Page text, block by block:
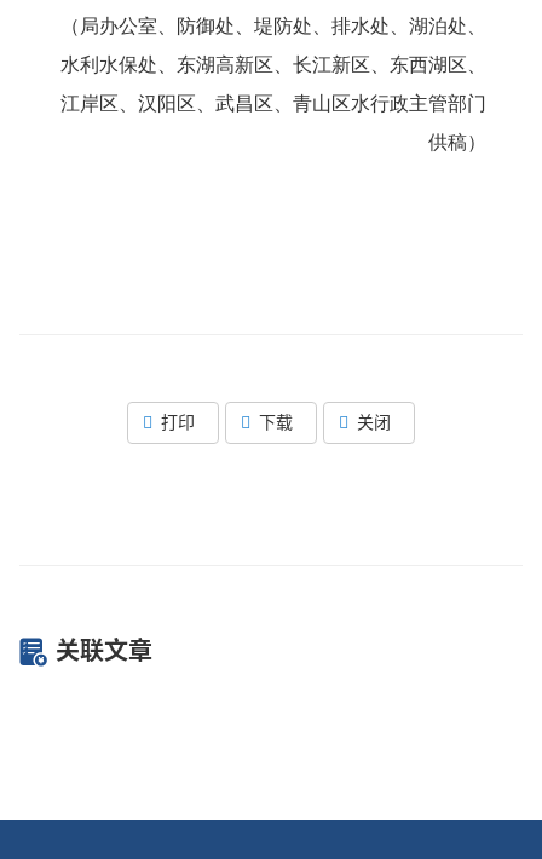
（局办公室、防御处、堤防处、排水处、湖泊处、
水利水保处、东湖高新区、长江新区、东西湖区、
江岸区、汉阳区、武昌区、青山区水行政主管部门
供稿）
打印 下载 关闭
关联文章